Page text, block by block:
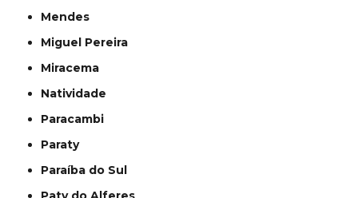
Mendes
Miguel Pereira
Miracema
Natividade
Paracambi
Paraty
Paraíba do Sul